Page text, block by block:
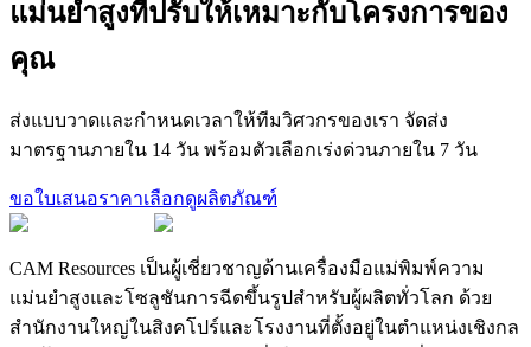
แม่นยำสูงที่ปรับให้เหมาะกับโครงการของ
คุณ
ส่งแบบวาดและกำหนดเวลาให้ทีมวิศวกรของเรา จัดส่ง
มาตรฐานภายใน 14 วัน พร้อมตัวเลือกเร่งด่วนภายใน 7 วัน
ขอใบเสนอราคาเลือกดูผลิตภัณฑ์
CAM Resources เป็นผู้เชี่ยวชาญด้านเครื่องมือแม่พิมพ์ความ
แม่นยำสูงและโซลูชันการฉีดขึ้นรูปสำหรับผู้ผลิตทั่วโลก ด้วย
สำนักงานใหญ่ในสิงคโปร์และโรงงานที่ตั้งอยู่ในตำแหน่งเชิงกล